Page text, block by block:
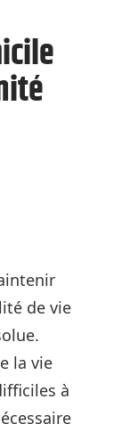
de vie
la vie
à